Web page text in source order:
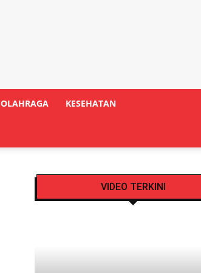
OLAHRAGA KESEHATAN
VIDEO TERKINI